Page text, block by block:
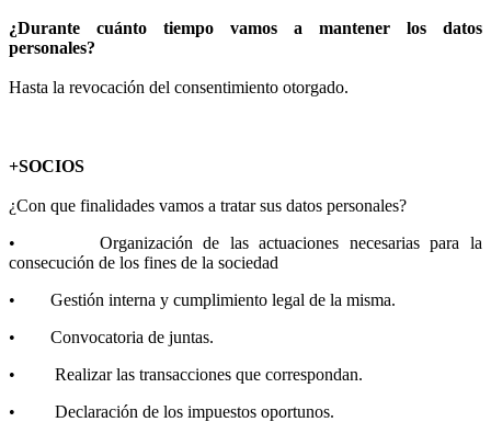
¿Durante cuánto tiempo vamos a mantener los datos
personales?
Hasta la revocación del consentimiento otorgado.
+SOCIOS
¿Con que finalidades vamos a tratar sus datos personales?
• Organización de las actuaciones necesarias para la
consecución de los fines de la sociedad
• Gestión interna y cumplimiento legal de la misma.
• Convocatoria de juntas.
• Realizar las transacciones que correspondan.
• Declaración de los impuestos oportunos.